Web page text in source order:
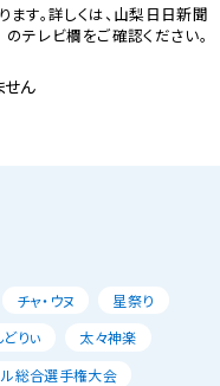
す。詳しくは、山梨日日新聞
のテレビ欄をご確認ください。
ん
チャ・ウヌ
星祭り
りぃ
太々神楽
総合選手権大会